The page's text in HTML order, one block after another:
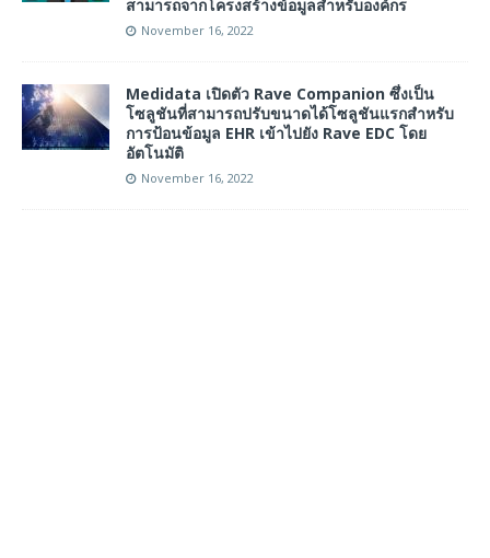
สามารถจากโครงสร้างข้อมูลสำหรับองค์กร
November 16, 2022
Medidata เปิดตัว Rave Companion ซึ่งเป็น
โซลูชันที่สามารถปรับขนาดได้โซลูชันแรกสำหรับ
การป้อนข้อมูล EHR เข้าไปยัง Rave EDC โดย
อัตโนมัติ
November 16, 2022